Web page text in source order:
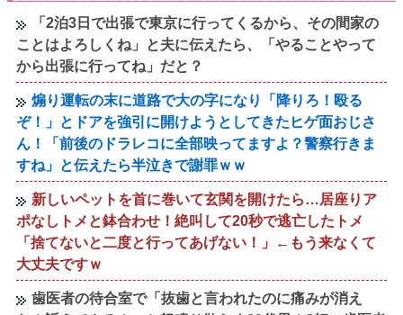
「2泊3日で出張で東京に行ってくるから、その間家の
ことはよろしくね」と夫に伝えたら、「やることやって
から出張に行ってね」だと？
煽り運転の末に道路で大の字になり「降りろ！殴る
ぞ！」とドアを強引に開けようとしてきたヒゲ面おじさ
ん！「前後のドラレコに全部映ってますよ？警察行きま
すね」と伝えたら半泣きで謝罪ｗｗ
新しいペットを首に巻いて玄関を開けたら…居座りア
ポなしトメと鉢合わせ！絶叫して20秒で逃亡したトメ
「捨てないと二度と行ってあげない！」←もう来なくて
大丈夫ですｗ
歯医者の待合室で「抜歯と言われたのに痛みが消え